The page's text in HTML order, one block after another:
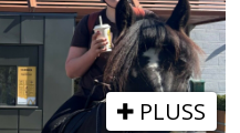
PLUSS